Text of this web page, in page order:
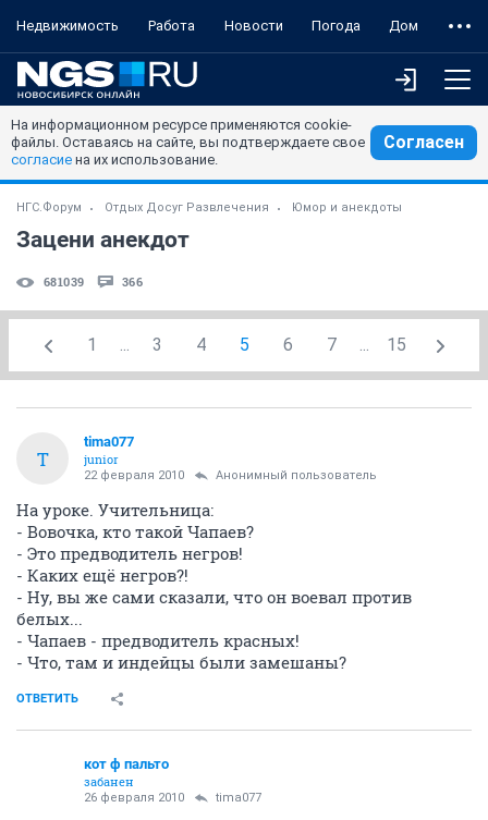
Недвижимость Работа Новости Погода Дом
На информационном ресурсе применяются cookie-
файлы. Оставаясь на сайте, вы подтверждаете свое
согласие на их использование.
Согласен
НГС.Форум Отдых Досуг Развлечения Юмор и анекдоты
Зацени анекдот
681039 366
1 ... 3 4 5 6 7 ... 15
T
tima077
junior
22 февраля 2010 Анонимный пользователь
На уроке. Учительница:
- Вовочка, кто такой Чапаев?
- Это предводитель негров!
- Каких ещё негров?!
- Ну, вы же сами сказали, что он воевал против
белых...
- Чапаев - предводитель красных!
- Что, там и индейцы были замешаны?
ОТВЕТИТЬ
кот ф пальто
забанен
26 февраля 2010 tima077